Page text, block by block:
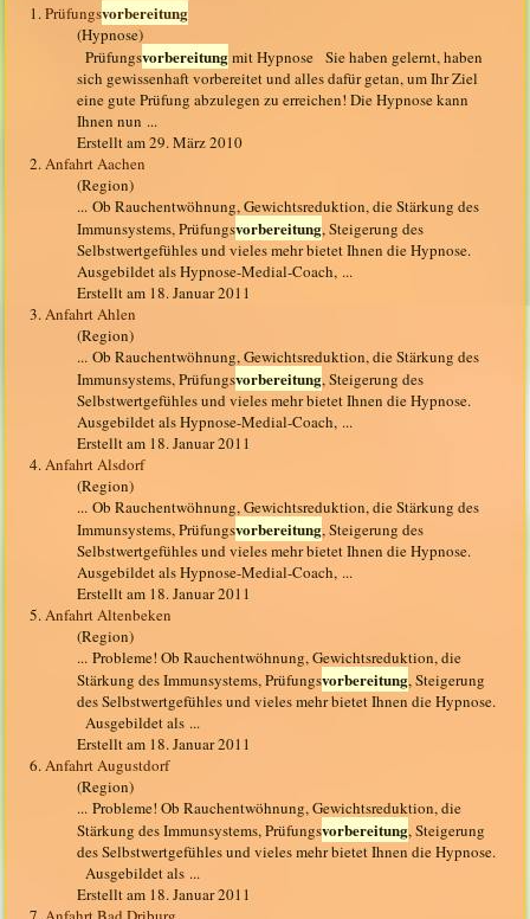
1.Prüfungsvorbereitung
(Hypnose)
Prüfungsvorbereitungmit Hypnose Sie haben gelernt, haben
sich gewissenhaft vorbereitet und alles dafür getan, um Ihr Ziel
eine gute Prüfung abzulegen zu erreichen! Die Hypnose kann
Ihnen nun ...
Erstellt am 29. März 2010
2.Anfahrt Aachen
(Region)
... Ob Rauchentwöhnung, Gewichtsreduktion, die Stärkung des
Immunsystems, Prüfungsvorbereitung, Steigerung des
Selbstwertgefühles und vieles mehr bietet Ihnen die Hypnose.
Ausgebildet als Hypnose-Medial-Coach, ...
Erstellt am 18. Januar 2011
3.Anfahrt Ahlen
(Region)
... Ob Rauchentwöhnung, Gewichtsreduktion, die Stärkung des
Immunsystems, Prüfungsvorbereitung, Steigerung des
Selbstwertgefühles und vieles mehr bietet Ihnen die Hypnose.
Ausgebildet als Hypnose-Medial-Coach, ...
Erstellt am 18. Januar 2011
4.Anfahrt Alsdorf
(Region)
... Ob Rauchentwöhnung, Gewichtsreduktion, die Stärkung des
Immunsystems, Prüfungsvorbereitung, Steigerung des
Selbstwertgefühles und vieles mehr bietet Ihnen die Hypnose.
Ausgebildet als Hypnose-Medial-Coach, ...
Erstellt am 18. Januar 2011
5.Anfahrt Altenbeken
(Region)
... Probleme! Ob Rauchentwöhnung, Gewichtsreduktion, die
Stärkung des Immunsystems, Prüfungsvorbereitung, Steigerung
des Selbstwertgefühles und vieles mehr bietet Ihnen die Hypnose.
Ausgebildet als ...
Erstellt am 18. Januar 2011
6.Anfahrt Augustdorf
(Region)
... Probleme! Ob Rauchentwöhnung, Gewichtsreduktion, die
Stärkung des Immunsystems, Prüfungsvorbereitung, Steigerung
des Selbstwertgefühles und vieles mehr bietet Ihnen die Hypnose.
Ausgebildet als ...
Erstellt am 18. Januar 2011